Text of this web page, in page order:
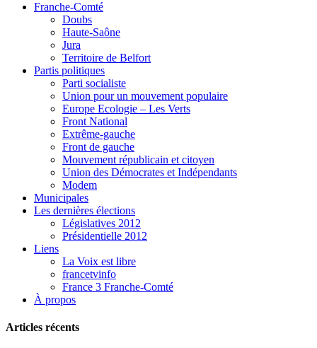
Franche-Comté
Doubs
Haute-Saône
Jura
Territoire de Belfort
Partis politiques
Parti socialiste
Union pour un mouvement populaire
Europe Ecologie – Les Verts
Front National
Extrême-gauche
Front de gauche
Mouvement républicain et citoyen
Union des Démocrates et Indépendants
Modem
Municipales
Les dernières élections
Législatives 2012
Présidentielle 2012
Liens
La Voix est libre
francetvinfo
France 3 Franche-Comté
À propos
Articles récents